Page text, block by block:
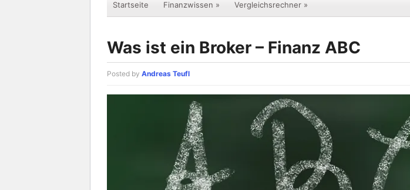
Startseite Finanzwissen » Vergleichsrechner »
Was ist ein Broker – Finanz ABC
Posted by Andreas Teufl